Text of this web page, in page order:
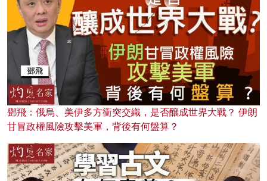
鄧飛：俄烏、美伊多方衝突交織，是否釀成世界大戰？ 伊朗
甘冒政權風險攻擊美軍，背後有何盤算？